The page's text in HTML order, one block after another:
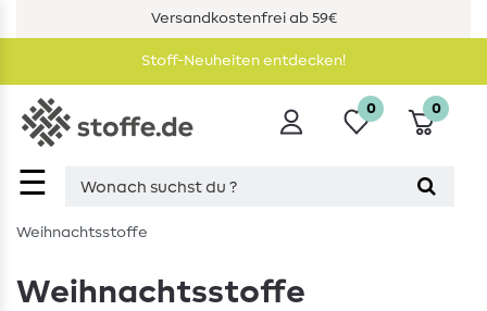
Versandkostenfrei ab 59€
Stoff-Neuheiten entdecken!
☰
0 0
Weihnachtsstoffe
Weihnachtsstoffe